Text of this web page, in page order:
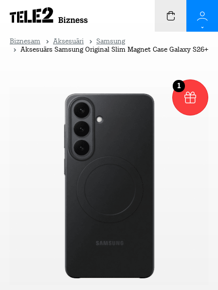
Biznesam Aksesuāri
Samsung
Aksesuārs Samsung Original Slim Magnet Case Galaxy S26+
1